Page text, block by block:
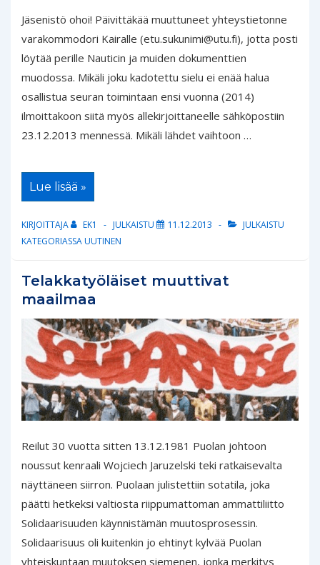
Jäsenistö ohoi! Päivittäkää muuttuneet yhteystietonne
varakommodori Kairalle (etu.sukunimi@utu.fi), jotta posti
löytää perille Nauticin ja muiden dokumenttien
muodossa. Mikäli joku kadotettu sielu ei enää halua
osallistua seuran toimintaan ensi vuonna (2014)
ilmoittakoon siitä myös allekirjoittaneelle sähköpostiin
23.12.2013 mennessä. Mikäli lähdet vaihtoon …
Yhteystietojen
päivitys
Lue lisää »
KIRJOITTAJA EK1 JULKAISTU 11.12.2013
JULKAISTU
KATEGORIASSAUUTINEN
Telakkatyöläiset muuttivat
maailmaa
Reilut 30 vuotta sitten 13.12.1981 Puolan johtoon
noussut kenraali Wojciech Jaruzelski teki ratkaisevalta
näyttäneen siirron. Puolaan julistettiin sotatila, joka
päätti hetkeksi valtiosta riippumattoman ammattiliitto
Solidaarisuuden käynnistämän muutosprosessin.
Solidaarisuus oli kuitenkin jo ehtinyt kylvää Puolan
yhteiskuntaan muutoksen siemenen, jonka merkitys